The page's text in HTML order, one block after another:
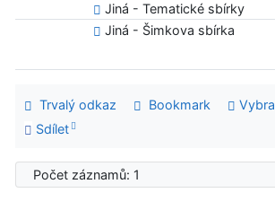
Jiná - Tematické sbírky
Jiná - Šimkova sbírka
Trvalý odkaz Bookmark
Sdílet
Počet záznamů: 1